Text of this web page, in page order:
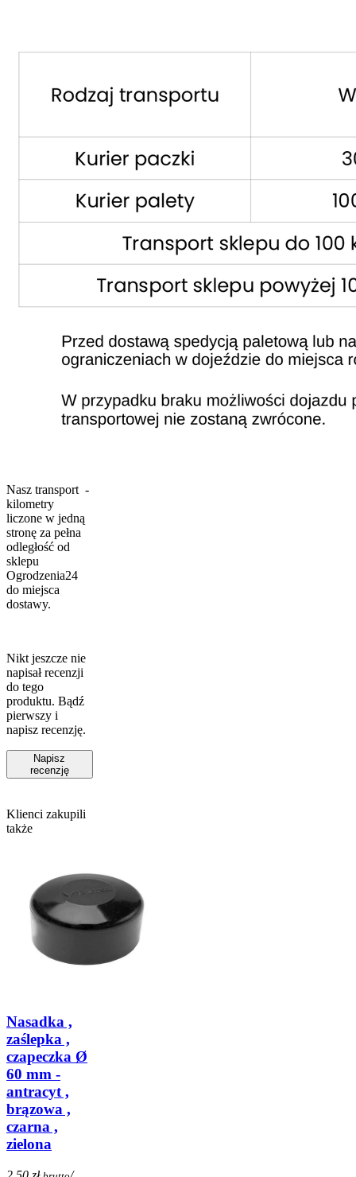
Nasz transport -
kilometry
liczone w jedną
stronę za pełna
odległość od
sklepu
Ogrodzenia24
do miejsca
dostawy.
Nikt jeszcze nie
napisał recenzji
do tego
produktu. Bądź
pierwszy i
napisz recenzję.
Napisz
recenzję
Klienci zakupili
także
Nasadka ,
zaślepka ,
czapeczka Ø
60 mm -
antracyt ,
brązowa ,
czarna ,
zielona